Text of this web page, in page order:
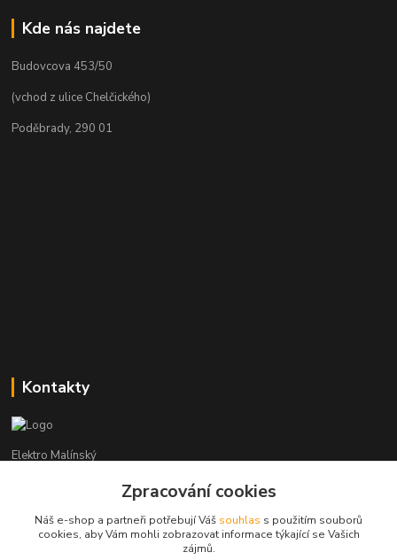
Kde nás najdete
Budovcova 453/50
(vchod z ulice Chelčického)
Poděbrady, 290 01
Kontakty
Elektro Malínský
+420 608 255 160
(Po-Čt - 8:30-16:00, Pá - 8:30-14:00)
Zpracování cookies
Náš e-shop a partneři potřebují Váš souhlas s použitím souborů
cookies, aby Vám mohli zobrazovat informace týkající se Vašich
zájmů.